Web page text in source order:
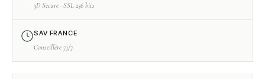
3D Secure · SSL 256 bits
SAV FRANCE
Conseillère 7j/7